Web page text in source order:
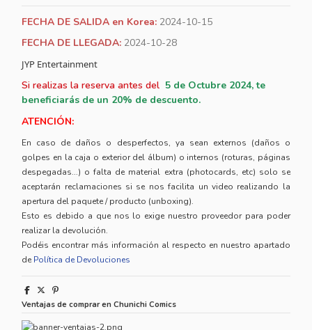
FECHA DE SALIDA en Korea: 2024-10-15
FECHA DE LLEGADA: 2024-10-28
JYP Entertainment
Si realizas la reserva antes del 5 de Octubre 2024, te
beneficiarás de un 20% de descuento.
ATENCIÓN:
En caso de daños o desperfectos, ya sean externos (daños o
golpes en la caja o exterior del álbum) o internos (roturas, páginas
despegadas...) o falta de material extra (photocards, etc) solo se
aceptarán reclamaciones si se nos facilita un video realizando la
apertura del paquete / producto (unboxing).
Esto es debido a que nos lo exige nuestro proveedor para poder
realizar la devolución.
Podéis encontrar más información al respecto en nuestro apartado
de Política de Devoluciones
Ventajas de comprar en Chunichi Comics